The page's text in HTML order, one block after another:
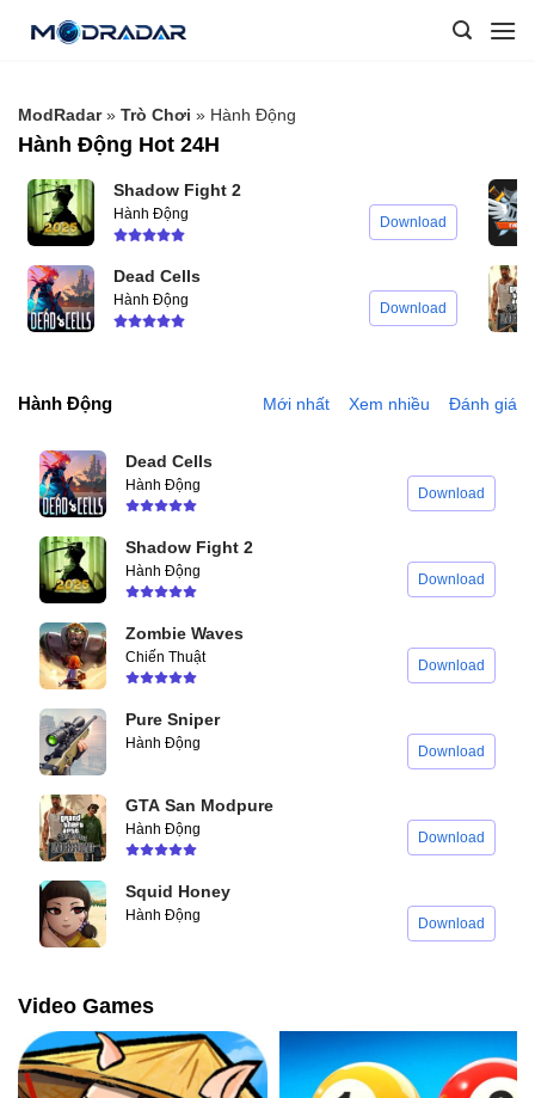
ModRadar» Trò Chơi » Hành Động
Hành Động Hot 24H
Shadow Fight 2
Hành Động Download
Dead Cells
Hành Động Download
Hành Động Mới nhất Xem nhiều Đánh giá
Dead Cells
Hành Động Download
Shadow Fight 2
Hành Động Download
Zombie Waves
Chiến Thuật Download
Pure Sniper
Hành Động Download
GTA San Modpure
Hành Động Download
Squid Honey
Hành Động Download
Video Games